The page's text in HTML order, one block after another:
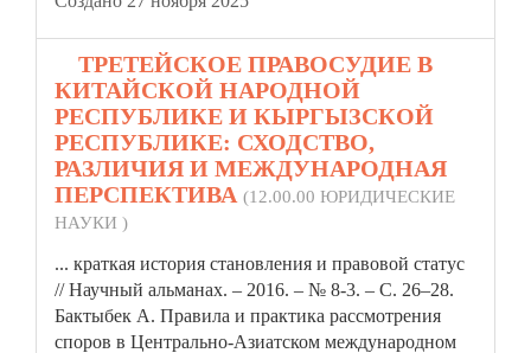
ТРЕТЕЙСКОЕ ПРАВОСУДИЕ В
КИТАЙСКОЙ НАРОДНОЙ
РЕСПУБЛИКЕ И КЫРГЫЗСКОЙ
РЕСПУБЛИКЕ: СХОДСТВО,
РАЗЛИЧИЯ И МЕЖДУНАРОДНАЯ
ПЕРСПЕКТИВА (12.00.00 ЮРИДИЧЕСКИЕ
НАУКИ )
... краткая история становления и правовой статус
// Научный альманах. – 2016. – № 8-3. – С. 26–28.
Бактыбек А. Правила и практика рассмотрения
споров в Центрально-Азиатском международном